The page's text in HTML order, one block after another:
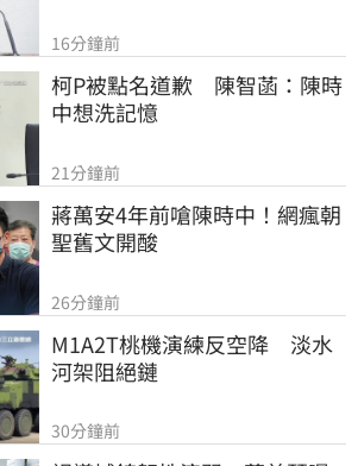
16分鐘前
柯P被點名道歉　陳智菡：陳時
中想洗記憶
21分鐘前
蔣萬安4年前嗆陳時中！網瘋朝
聖舊文開酸
26分鐘前
M1A2T桃機演練反空降　淡水
河架阻絕鏈
30分鐘前